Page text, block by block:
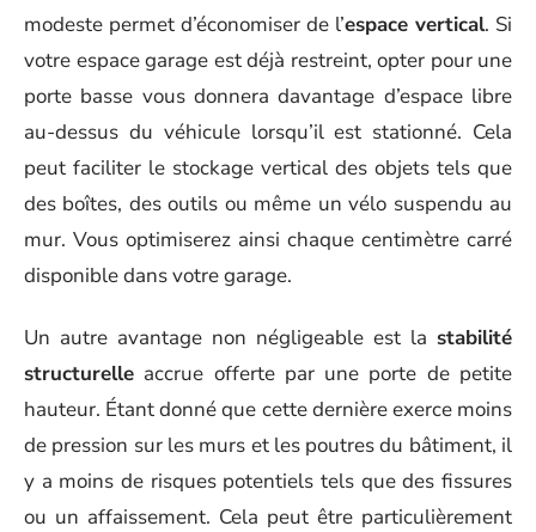
modeste permet d’économiser de l’espace vertical. Si
votre espace garage est déjà restreint, opter pour une
porte basse vous donnera davantage d’espace libre
au-dessus du véhicule lorsqu’il est stationné. Cela
peut faciliter le stockage vertical des objets tels que
des boîtes, des outils ou même un vélo suspendu au
mur. Vous optimiserez ainsi chaque centimètre carré
disponible dans votre garage.
Un autre avantage non négligeable est la stabilité
structurelle accrue offerte par une porte de petite
hauteur. Étant donné que cette dernière exerce moins
de pression sur les murs et les poutres du bâtiment, il
y a moins de risques potentiels tels que des fissures
ou un affaissement. Cela peut être particulièrement